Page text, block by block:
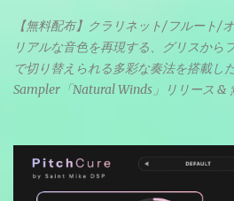
【無料配布】クラリネット/フルート/
リアルな音色を再現する、グリスから
で切り替えられる多彩な奏法を搭載し
Sampler「Natural Winds」リリース &